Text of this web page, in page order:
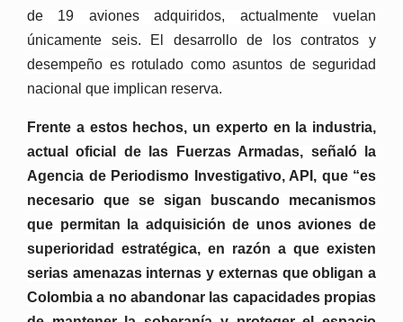
de 19 aviones adquiridos, actualmente vuelan
únicamente seis. El desarrollo de los contratos y
desempeño es rotulado como asuntos de seguridad
nacional que implican reserva.
Frente a estos hechos, un experto en la industria,
actual oficial de las Fuerzas Armadas, señaló la
Agencia de Periodismo Investigativo, API, que “es
necesario que se sigan buscando mecanismos
que permitan la adquisición de unos aviones de
superioridad estratégica, en razón a que existen
serias amenazas internas y externas que obligan a
Colombia a no abandonar las capacidades propias